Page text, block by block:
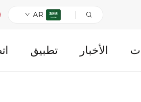
AR
الأخبار تطبيق